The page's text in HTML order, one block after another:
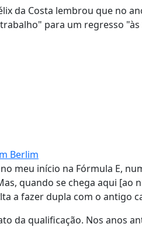
da Costa lembrou que no
para um regresso
Berlim
meu início na Fórmula E,
quando se chega aqui [ao
a fazer dupla com o antigo
da qualificação. Nos anos